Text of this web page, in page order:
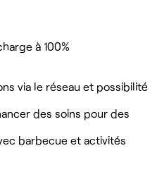
à 100%
via le réseau et possibilité
des soins pour des
barbecue et activités